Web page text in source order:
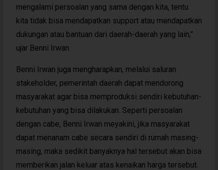
mengalami persoalan yang sama dengan kita, tentu
kita tidak bisa mendapatkan support atau mendapatkan
dukungan atau bantuan dari daerah-daerah yang lain,”
ujar Benni Irwan.
Benni Irwan juga mengharapkan, melalui saluran
stakeholder, pemerintah daerah dapat mendorong
masyarakat agar bisa memproduksi sendiri kebutuhan-
kebutuhan yang bisa dilakukan. Seperti persoalan
dengan cabe, Benni Irwan meyakini, jika masyarakat
dapat menanam cabe secara sendiri di rumah masing-
masing, maka sedikit banyaknya hal tersebut akan bisa
memberikan jalan keluar atas kenaikan harga tersebut.